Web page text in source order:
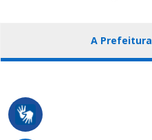
A Prefeitura